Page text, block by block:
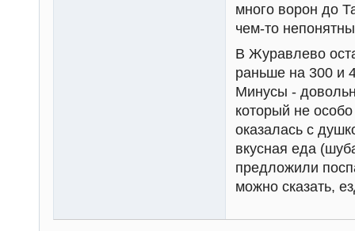
много ворон до
чем-то
В Журавлево
раньше на 300 и
Минусы -
который не
оказалась с
вкусная еда
предложили
можно сказать,